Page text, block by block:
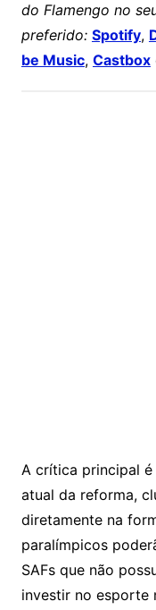
do Flamengo no
preferido: Spotify,
be Music, Castbox
A crítica principal
atual da reforma,
diretamente na
paralímpicos
SAFs que não
investir no esporte